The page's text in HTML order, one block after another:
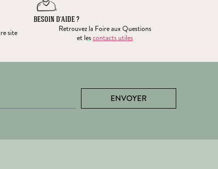
site
BESOIN D’AIDE ?
Retrouvez la Foire aux Questions
et lescontacts utiles
ENVOYER